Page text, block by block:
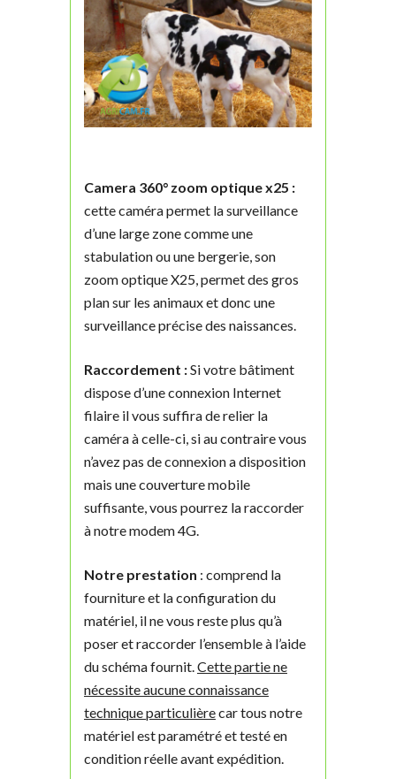
Camera 360° zoom optique x25 :
cette caméra permet la surveillance
d’une large zone comme une
stabulation ou une bergerie, son
zoom optique X25, permet des gros
plan sur les animaux et donc une
surveillance précise des naissances.
Raccordement :Si votre bâtiment
dispose d’une connexion Internet
filaire il vous suffira de relier la
caméra à celle-ci, si au contraire vous
n’avez pas de connexion a disposition
mais une couverture mobile
suffisante, vous pourrez la raccorder
à notre modem 4G.
Notre prestation : comprend la
fourniture et la configuration du
matériel, il ne vous reste plus qu’à
poser et raccorder l’ensemble à l’aide
du schéma fournit. Cette partie ne
nécessite aucune connaissance
technique particulièrecar tous notre
matériel est paramétré et testé en
condition réelle avant expédition.